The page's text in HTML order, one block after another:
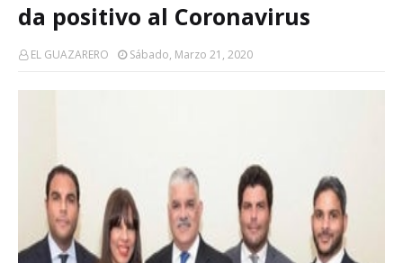
da positivo al Coronavirus
EL GUAZARERO Sábado, Marzo 21, 2020